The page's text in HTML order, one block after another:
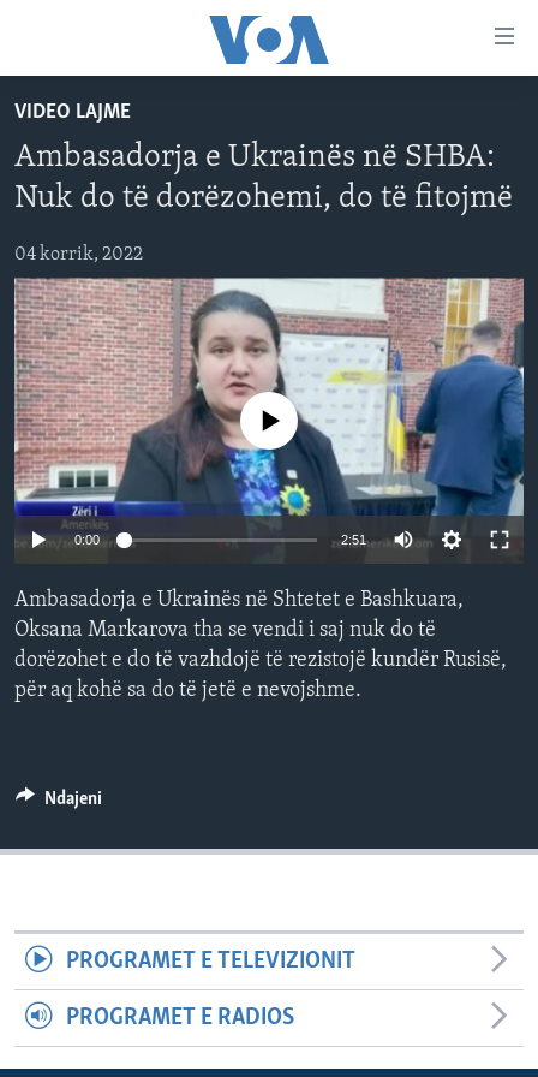
faqen
kryesore
tek
kryesore
Kalo
tek
kërkimi
FAQJA KRYESORE
KATEGORITË
BALLKANI
EVROPA
BOTA
MJEDISI
KULTURË
SHKENCË DHE TEKNOLOGJI
SHËNDETËSI
INTERVISTA
DITARI
DITARI
Learning English
FOLLOW US
Gjuhët
VIDEO LAJME
Ambasadorja e Ukrainës në SHBA:
Nuk do të dorëzohemi, do të fitojmë
04 korrik, 2022
No media source currently available
0:00 2:51
Ambasadorja e Ukrainës në Shtetet e Bashkuara,
Oksana Markarova tha se vendi i saj nuk do të
dorëzohet e do të vazhdojë të rezistojë kundër Rusisë,
për aq kohë sa do të jetë e nevojshme.
Ndajeni
PROGRAMET E TELEVIZIONIT
PROGRAMET E RADIOS